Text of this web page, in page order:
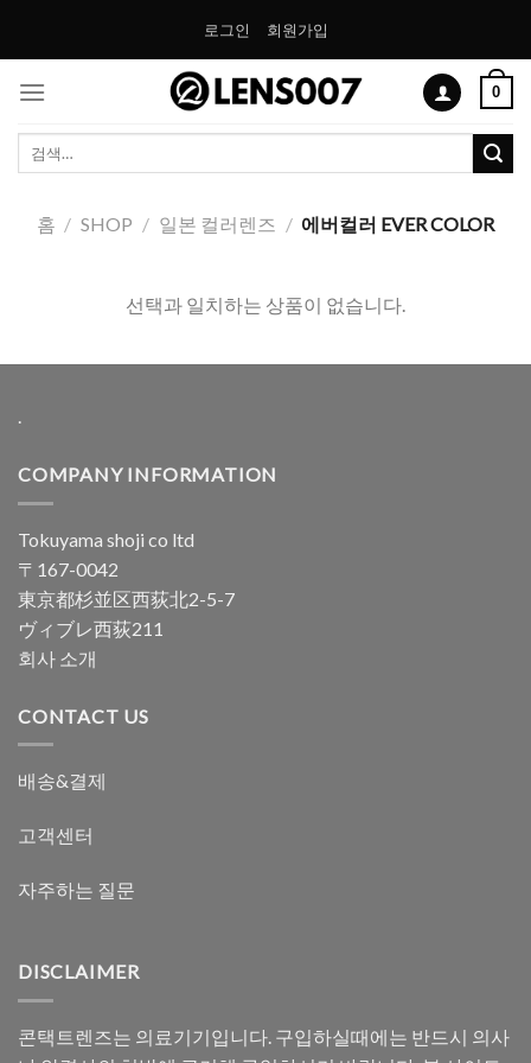
로그인 회원가입
0
색:
홈 / SHOP / 일본 컬러렌즈 / 에버컬러 EVER COLOR
선택과 일치하는 상품이 없습니다.
.
COMPANY INFORMATION
Tokuyama shoji co ltd
〒167-0042
東京都杉並区西荻北2-5-7
ヴィブレ西荻211
회사 소개
CONTACT US
배송&결제
고객센터
자주하는 질문
DISCLAIMER
콘택트렌즈는 의료기기입니다. 구입하실때에는 반드시 의사